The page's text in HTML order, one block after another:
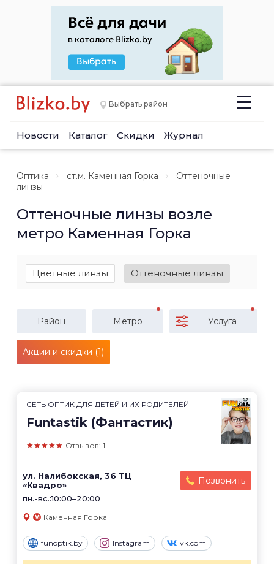
Выбрать район
Новости Каталог Скидки Журнал
Оптика ст.м. Каменная Горка
Оттеночные
линзы
Оттеночные линзы возле
метро Каменная Горка
Цветные линзы Оттеночные линзы
Район Метро Услуга
Акции и скидки (1)
СЕТЬ ОПТИК ДЛЯ ДЕТЕЙ И ИХ РОДИТЕЛЕЙ
Funtastik (Фантастик)
★★★★★ Отзывов: 1
ул. Налибокская, 36 ТЦ
«Квадро»
пн.-вс.:10:00–20:00
Позвонить
Каменная Горка
funoptik.by Instagram vk.com